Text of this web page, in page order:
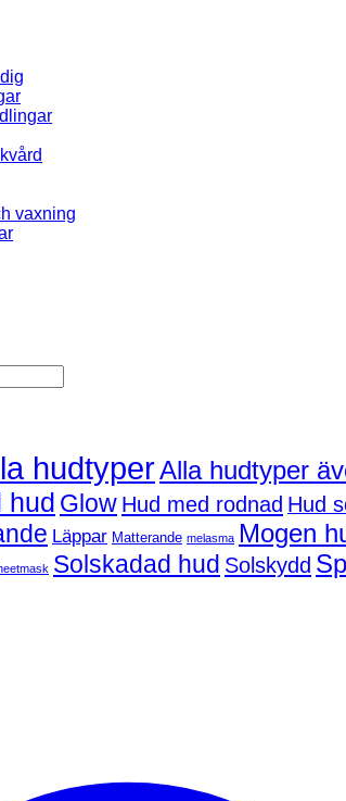
vaxning
hudtyperAlla hudtyper
hud Glow Hud med rodnad Hud
Läppar Matterande melasma Mogen
Solskadad hud Solskydd